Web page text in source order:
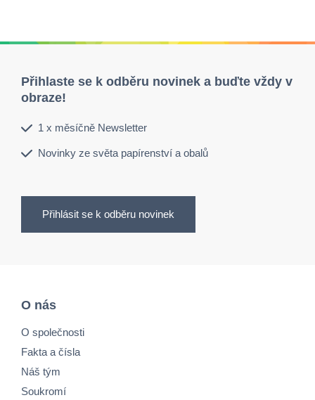
Přihlaste se k odběru novinek a buďte vždy v
obraze!
1 x měsíčně Newsletter
Novinky ze světa papírenství a obalů
Přihlásit se k odběru novinek
O nás
O společnosti
Fakta a čísla
Náš tým
Soukromí